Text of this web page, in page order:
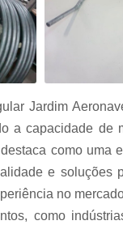
Dobra de
chapas
Dobras de
tubo
Empresas de
Guarda
carbono
Guarda
corpos ferro
Jardim
a capacidade
como
e soluções
no
como